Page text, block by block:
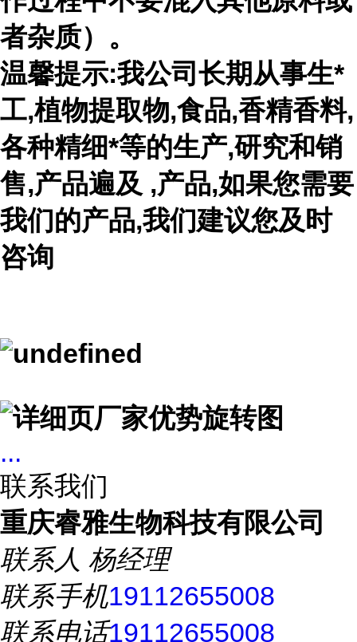
者杂质）。
温馨提示:我公司长期从事生*
工,植物提取物,食品,香精香料,
各种精细*等的生产,研究和销
售,产品遍及 ,产品,如果您需要
我们的产品,我们建议您及时
咨询
...
联系我们
重庆睿雅生物科技有限公司
联系人 杨经理
联系手机19112655008
联系电话19112655008